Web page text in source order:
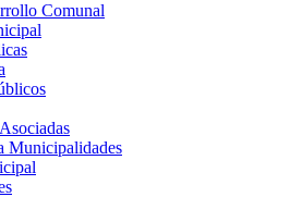
Comunal
Municipalidades